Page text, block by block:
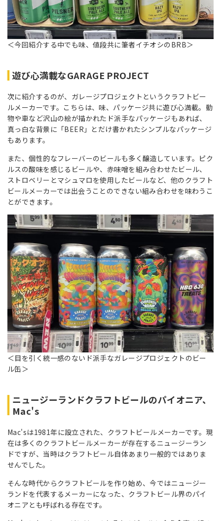
＜今回紹介する中でも味、値段共に筆者イチオシのBRB＞
遊び心満載なGARAGE PROJECT
次に紹介するのが、ガレージプロジェクトというクラフトビー
ルメーカーです。こちらは、味、パッケージ共に遊び心満載。動
物や車など沢山の絵が描かれたド派手なパッケージもあれば、
真っ白な背景に「BEER」とだけ書かれたシンプルなパッケージ
もあります。
また、個性的なフレーバーのビールも多く醸造しています。ピク
ルスの酸味を感じるビールや、赤味噌を組み合わせたビール、
ストロベリーとマシュマロを使用したビールなど、他のクラフト
ビールメーカーでは出会うことのできない組み合わせを味わうこ
とができます。
＜目を引く統一感のないド派手なガレージプロジェクトのビー
ル缶＞
ニュージーランドクラフトビールのパイオニア、
Mac's
Mac'sは1981年に設立された、クラフトビールメーカーです。現
在は多くのクラフトビールメーカーが存在するニュージーラン
ドですが、当時はクラフトビール自体あまり一般的ではありま
せんでした。
そんな時代からクラフトビールを作り始め、今ではニュージー
ランドを代表するメーカーになった、クラフトビール界のパイ
オニアとも呼ばれる存在です。